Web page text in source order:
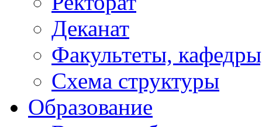
Деканат
Факультеты,
Схема структуры
Образование